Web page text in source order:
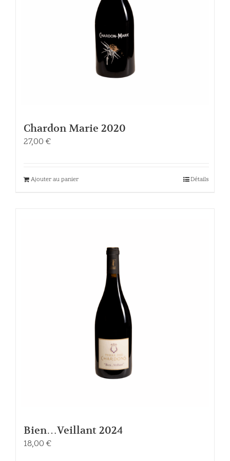
Chardon Marie 2020
27,00 €
Ajouter au panier Détails
Bien…Veillant 2024
18,00 €